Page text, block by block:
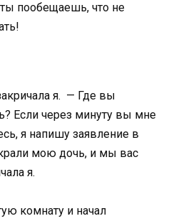
пообещаешь, что не
я. — Где вы
Если через минуту вы мне
я напишу заявление в
мою дочь, и мы вас
я.
комнату и начал